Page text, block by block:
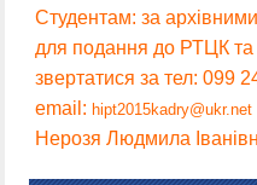
Студентам: за
для подання до РТЦК та
звертатися за тел: 099
email:hipt2015kadry@ukr.net
Нерозя Людмила